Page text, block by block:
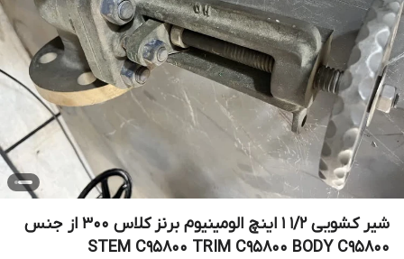
شیر کشویی 1/2 1 اینچ الومینیوم برنز کلاس 300 از جنس
STEM C95800 TRIM C95800 BODY C95800